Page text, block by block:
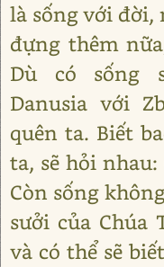
là sống với đời,
đựng thêm
Dù có sống
Danusia với
quên ta. Biết
ta, sẽ hỏi
Còn sống
sưởi của Chúa
và có thể sẽ